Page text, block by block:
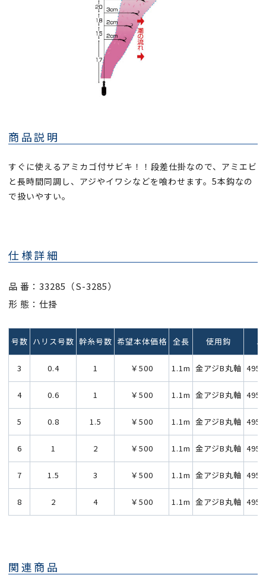
商品説明
すぐに使えるアミカゴ付サビキ！！段差仕掛なので、アミエビ
と長時間同調し、アジやイワシなどを喰わせます。5本鈎なの
で扱いやすい。
仕様詳細
品 番：33285（S-3285）
形 態：仕掛
号数 ハリス号数 幹糸号数 希望本体価格 全長 使用鈎
3 0.4 1 ￥500 1.1m 金アジB丸軸
4 0.6 1 ￥500 1.1m 金アジB丸軸
5 0.8 1.5 ￥500 1.1m 金アジB丸軸
6 1 2 ￥500 1.1m 金アジB丸軸
7 1.5 3 ￥500 1.1m 金アジB丸軸
8 2 4 ￥500 1.1m 金アジB丸軸
関連商品